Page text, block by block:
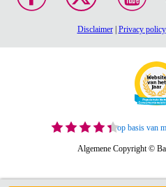
Disclaimer| Privacy policy
op basis van
Algemene Copyright ©